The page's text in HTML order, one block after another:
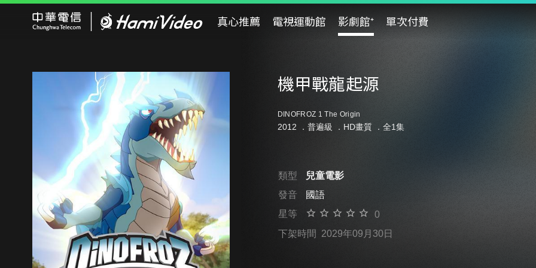
真心推薦 電視運動館 影劇館⁺ 單次付費
機甲戰龍起源
DINOFROZ 1 The Origin
2012 ． 普遍級 ．HD畫質 ．全1集
類型
兒童電影
發音
國語
星等
0
下架時間 2029年09月30日